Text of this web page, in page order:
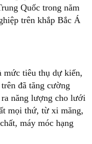
Quốc trong năm
trên khắp Bắc Á
mức tiêu thụ dự kiến,
đã tăng cường
năng lượng cho lưới
mọi thứ, từ xi măng,
máy móc hạng